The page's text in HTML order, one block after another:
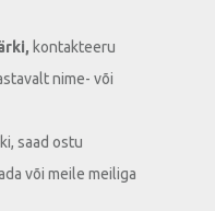
kontakteeru
nime- või
saad ostu
või meile meiliga